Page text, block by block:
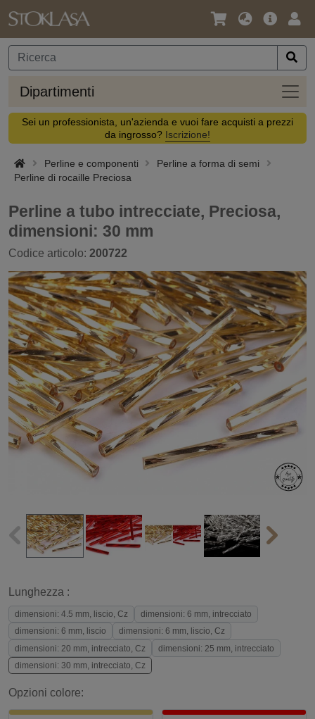
Lingua
Valuta
Offerta
Dipartimenti
Sei un professionista, un'azienda e vuoi fare acquisti a prezzi
da ingrosso? Iscrizione!
Perline e componenti
Perline a forma di semi
Perline di rocaille Preciosa
Perline a tubo intrecciate, Preciosa,
dimensioni: 30 mm
Codice articolo: 200722
Lunghezza :
dimensioni: 4.5 mm, liscio, Cz
dimensioni: 6 mm, intrecciato
dimensioni: 6 mm, liscio
dimensioni: 6 mm, liscio, Cz
dimensioni: 20 mm, intrecciato, Cz
dimensioni: 25 mm, intrecciato
dimensioni: 30 mm, intrecciato, Cz
Opzioni colore: